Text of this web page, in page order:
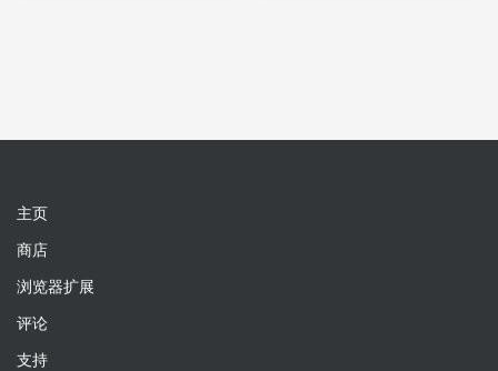
主页
商店
浏览器扩展
评论
支持